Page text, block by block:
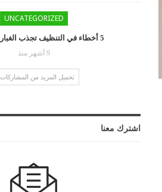
UNCATEGORIZED
5 أخطاء في التنظيف تجذب الغبار إلى المنزل
9 أشهر منذ
تحميل المزيد من المشاركات
اشترك معنا